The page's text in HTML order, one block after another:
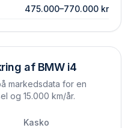
475.000–770.000 kr
af BMW i4
markedsdata for en
og 15.000 km/år.
Kasko